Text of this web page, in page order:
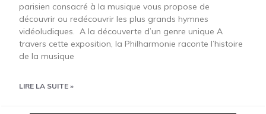
parisien consacré à la musique vous propose de
découvrir ou redécouvrir les plus grands hymnes
vidéoludiques. A la découverte d’un genre unique A
travers cette exposition, la Philharmonie raconte l’histoire
de la musique
LIRE LA SUITE »